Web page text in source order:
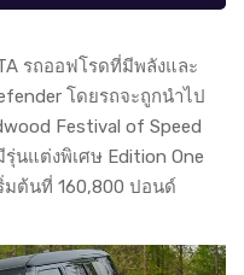
รถออฟโรดที่มีพลังและ
โดยรถจะถูกนำไป
Festival of Speed
นแต่งพิเศษ Edition One
มต้นที่ 160,800 ปอนด์